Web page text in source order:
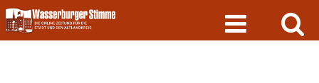
Skip
to
content